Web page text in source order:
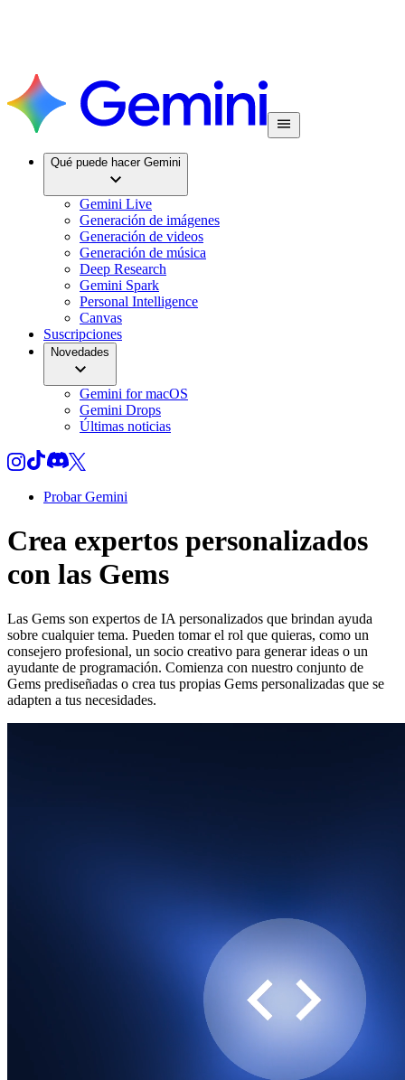
Qué puede hacer Gemini
Gemini Live
Generación de imágenes
Generación de videos
Generación de música
Deep Research
Gemini Spark
Personal Intelligence
Canvas
Suscripciones
Novedades
Gemini for macOS
Gemini Drops
Últimas noticias
Probar Gemini
Crea expertos personalizados
con las Gems
Las Gems son expertos de IA personalizados que brindan ayuda
sobre cualquier tema. Pueden tomar el rol que quieras, como un
consejero profesional, un socio creativo para generar ideas o un
ayudante de programación. Comienza con nuestro conjunto de
Gems prediseñadas o crea tus propias Gems personalizadas que se
adapten a tus necesidades.